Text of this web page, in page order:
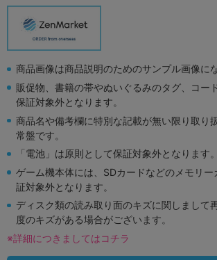
商品画像は商品説明のためのサンプル画像に
販促物、書籍の帯やぬいぐるみのタグ、コー
保証対象外となります。
商品名や備考欄に特別な記載が無い限り取り
常盤です。
「電池」は原則として保証対象外となります。
ゲーム機本体には、SDカードなどのメモリー
証対象外となります。
ディスク類の読み取り面のキズに関しまして
度のキズがある場合がございます。
※詳細につきましてはコチラ